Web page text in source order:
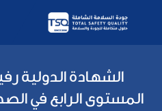
الشهادة الدولية
المستوى الرابع في